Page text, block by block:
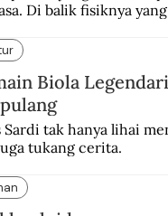
Di balik fisiknya
Biola
tak hanya lihai
tukang cerita.